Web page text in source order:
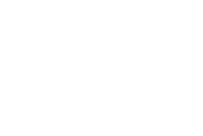
жестової мови Українського
для глухих